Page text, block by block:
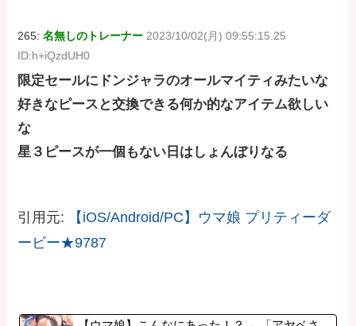
265:名無しのトレーナー 2023/10/02(月) 09:55:15.25
ID:h+iQzdUH0
限定セールにドンジャラのオールマイティみたいな
好きなピースと交換できる何か的なアイテム欲しい
な
星３ピースが一個もない日はしょんぼりなる
引用元:
【iOS/Android/PC】ウマ娘 プリティーダ
ービー★9787